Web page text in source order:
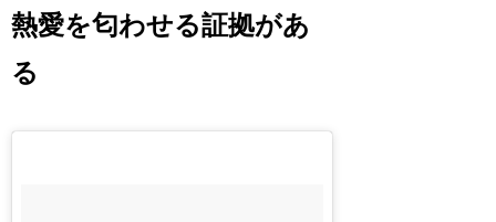
熱愛を匂わせる証拠があ
る